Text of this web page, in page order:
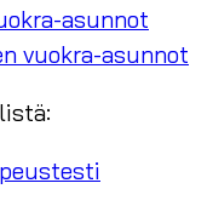
asunnot
vuokra-asunnot